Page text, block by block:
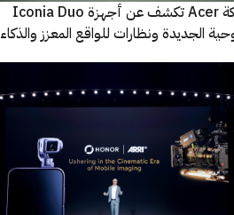
شركة Acer تكشف عن أجهزة Iconia Duo
الجديدة ونظارات للواقع المعزز والذكاء